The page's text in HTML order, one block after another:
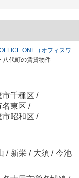
ONE（オフィスワ
八代町の賃貸物件
市千種区 /
名東区 /
市昭和区 /
/ 新栄 / 大須 / 今池